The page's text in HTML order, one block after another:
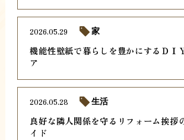
機能性壁紙で暮らしを豊かにするＤＩ
ア
2026.05.29 家
良好な隣人関係を守るリフォーム挨拶
イド
2026.05.28 生活